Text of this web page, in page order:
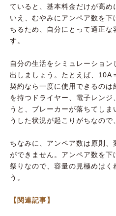
ていると、基本料金だけが高
いえ、むやみにアンペア数を
ちるため、自分にとって適正
す。
自分の生活をシミュレーション
出しましょう。たとえば、
契約なら一度に使用できるの
を持つドライヤー、電子レン
うと、ブレーカーが落ちてしま
うした状況が起こりがちなので
ちなみに、アンペア数は原則、
ができません。アンペア数を
祭りなので、容量の見極めはく
う。
【関連記事】